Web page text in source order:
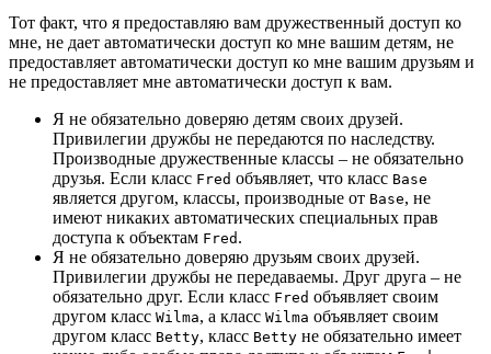
Тот факт, что я предоставляю вам дружественный доступ ко
мне, не дает автоматически доступ ко мне вашим детям, не
предоставляет автоматически доступ ко мне вашим друзьям и
не предоставляет мне автоматически доступ к вам.
Я не обязательно доверяю детям своих друзей.
Привилегии дружбы не передаются по наследству.
Производные дружественные классы – не обязательно
друзья. Если класс Fred объявляет, что класс Base
является другом, классы, производные от Base, не
имеют никаких автоматических специальных прав
доступа к объектам Fred .
Я не обязательно доверяю друзьям своих друзей.
Привилегии дружбы не передаваемы. Друг друга – не
обязательно друг. Если класс Fred объявляет своим
другом класс Wilma, а класс Wilma объявляет своим
другом класс Betty, класс Betty не обязательно имеет